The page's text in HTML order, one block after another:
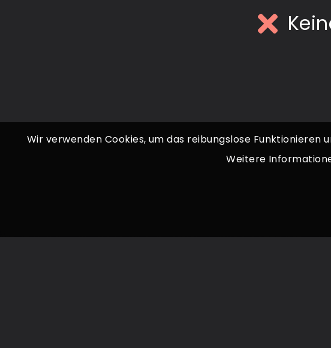
Wir verwenden Cookies, um das reibungslose Funktionieren
Weitere